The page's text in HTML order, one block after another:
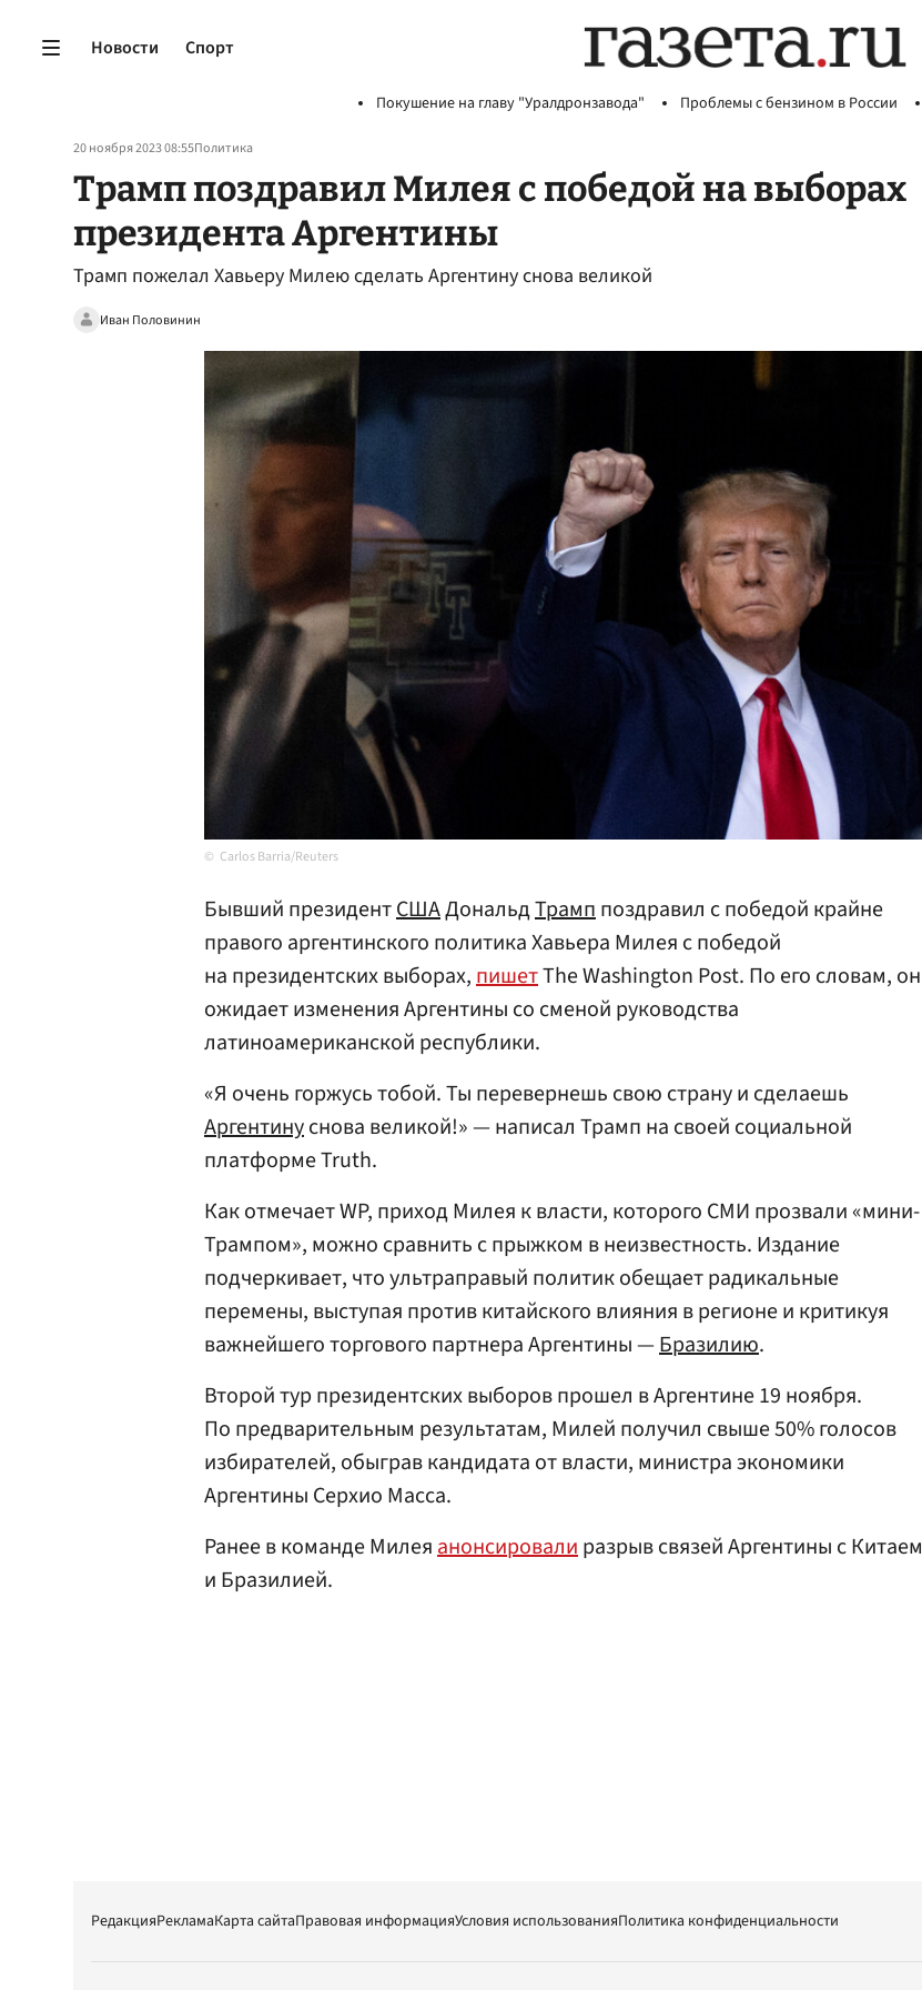
Новости Спорт
Покушение на главу "Уралдронзавода" Проблемы с бензином в России
20 ноября 2023 08:55Политика
Трамп поздравил Милея с победой на выборах
президента Аргентины
Трамп пожелал Хавьеру Милею сделать Аргентину снова великой
Иван Половинин
Carlos Barria/Reuters
Бывший президентСШАДональдТрамппоздравил с победой крайне
правого аргентинского политика Хавьера Милея с победой
на президентских выборах,пишетThe Washington Post. По его словам, он
ожидает изменения Аргентины со сменой руководства
латиноамериканской республики.
«Я очень горжусь тобой. Ты перевернешь свою страну и сделаешь
Аргентинуснова великой!» — написал Трамп на своей социальной
платформе Truth.
Как отмечает WP, приход Милея к власти, которого СМИ прозвали «мини-
Трампом», можно сравнить с прыжком в неизвестность. Издание
подчеркивает, что ультраправый политик обещает радикальные
перемены, выступая против китайского влияния в регионе и критикуя
важнейшего торгового партнера Аргентины —Бразилию.
Второй тур президентских выборов прошел в Аргентине 19 ноября.
По предварительным результатам, Милей получил свыше 50% голосов
избирателей, обыграв кандидата от власти, министра экономики
Аргентины Серхио Масса.
Ранее в команде Милеяанонсировалиразрыв связей Аргентины с Китаем
и Бразилией.
РедакцияРекламаКарта сайтаПравовая информацияУсловия использованияПолитика конфиденциальности